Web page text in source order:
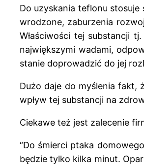
Do uzyskania teflonu
wrodzone, zaburzenia
Właściwości tej substancji
największymi wadami,
stanie doprowadzić do jej
Dużo daje do myślenia fakt,
wpływ tej substancji na
Ciekawe też jest zalecenie
“Do śmierci ptaka
będzie tylko kilka minut.